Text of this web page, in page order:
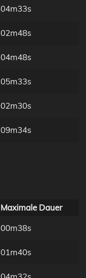
04m33s
02m48s
04m48s
05m33s
02m30s
09m34s
Maximale Dauer
00m38s
01m40s